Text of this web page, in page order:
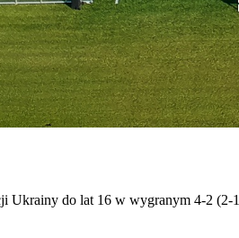
Ukrainy do lat 16 w wygranym 4-2